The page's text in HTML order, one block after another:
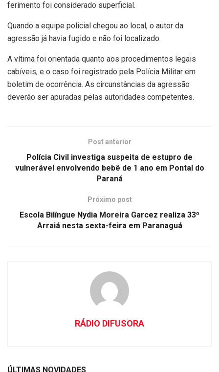
ferimento foi considerado superficial.
Quando a equipe policial chegou ao local, o autor da
agressão já havia fugido e não foi localizado.
A vítima foi orientada quanto aos procedimentos legais
cabíveis, e o caso foi registrado pela Polícia Militar em
boletim de ocorrência. As circunstâncias da agressão
deverão ser apuradas pelas autoridades competentes.
Post anterior
Polícia Civil investiga suspeita de estupro de
vulnerável envolvendo bebê de 1 ano em Pontal do
Paraná
Próximo post
Escola Bilíngue Nydia Moreira Garcez realiza 33º
Arraiá nesta sexta-feira em Paranaguá
RÁDIO DIFUSORA
ÚLTIMAS NOVIDADES